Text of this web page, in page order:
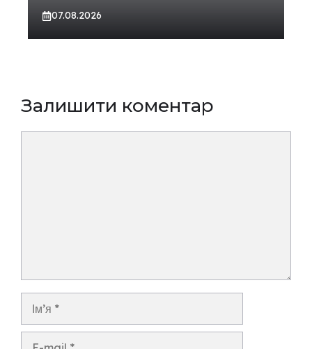
07.08.2026
Залишити коментар
Ім’я